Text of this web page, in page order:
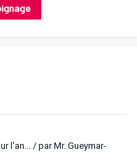
l'an... / par Mr. Gueymar-